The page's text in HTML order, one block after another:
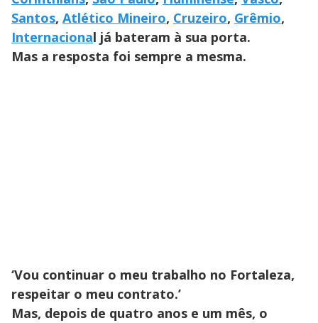
Santos, Atlético Mineiro, Cruzeiro, Grêmio,
Internacional já bateram à sua porta.
Mas a resposta foi sempre a mesma.
‘Vou continuar o meu trabalho no Fortaleza,
respeitar o meu contrato.’
Mas, depois de quatro anos e um mês, o